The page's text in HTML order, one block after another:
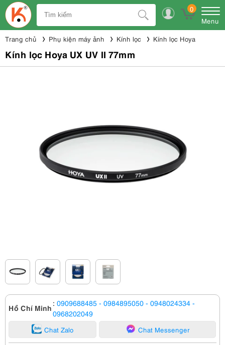
0
Menu
Trang chủ Phụ kiện máy ảnh Kính lọc Kính lọc Hoya
Kính lọc Hoya UX UV II 77mm
Hồ Chí Minh : 0909688485 - 0984895050 - 0948024334 -
0968202049
Chat Zalo Chat Messenger